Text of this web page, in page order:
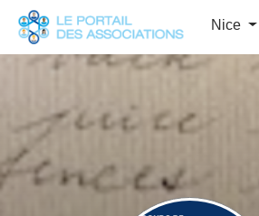
Nice
Panneau de gestion des cookies